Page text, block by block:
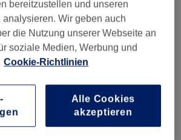
243 Bewertungen
bereitzustellen und unseren
analysieren. Wir geben auch
die Nutzung unserer Webseite an
soziale Medien, Werbung und
Cookie-Richtlinien
Alle Cookies
akzeptieren